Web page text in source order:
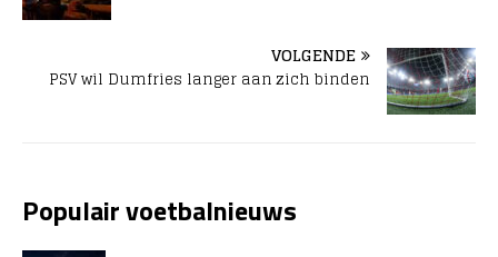
VOLGENDE
PSV wil Dumfries langer aan zich binden
Populair voetbalnieuws